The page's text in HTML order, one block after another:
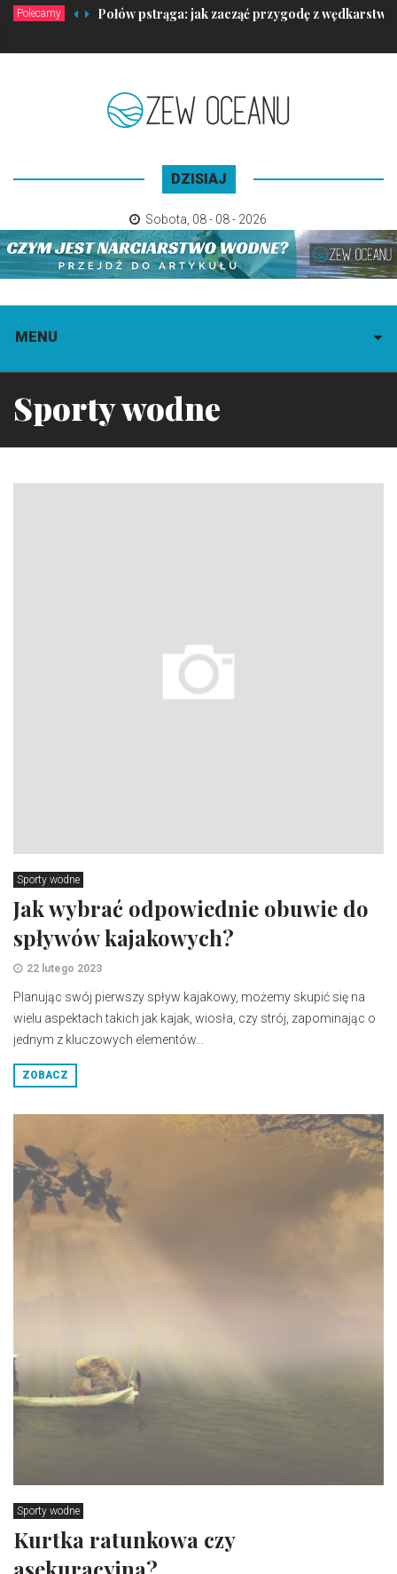
Polecamy Połów pstrąga: jak zacząć przygodę z
DZISIAJ
Sobota 08 - 08 - 2026
MENU
Sporty wodne
Sporty wodne
Jak wybrać odpowiednie obuwie do
spływów kajakowych?
22 lutego 2023
Planując swój pierwszy spływ kajakowy, możemy skupić się na
wielu aspektach takich jak kajak, wiosła, czy strój, zapominając o
jednym z kluczowych elementów...
ZOBACZ
Sporty wodne
Kurtka ratunkowa czy